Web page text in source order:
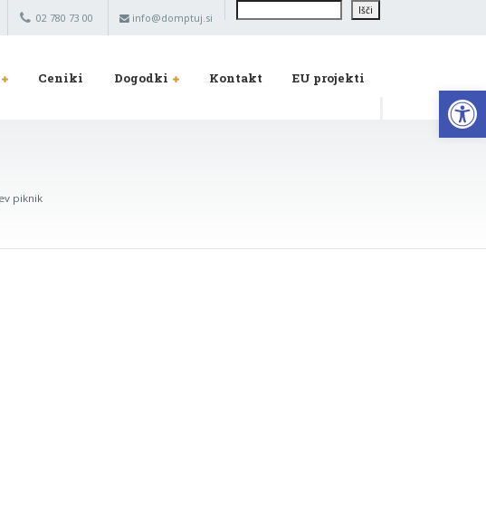
02 780 73 00 info@domptuj.si
Išči
Ceniki Dogodki Kontakt EU projekti
piknik